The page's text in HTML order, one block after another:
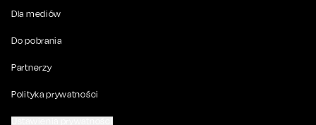
Dla mediów
Do pobrania
Partnerzy
Polityka prywatności